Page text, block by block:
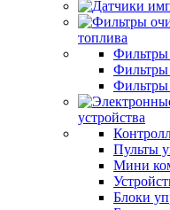
топлива
Фильтры
Фильтры
Фильтры
устройства
Пульты
Мини
Блоки